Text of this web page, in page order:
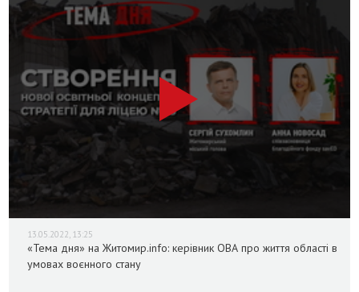
13.05.2022, 13:25
«Тема дня» на Житомир.info: керівник ОВА про життя області в
умовах воєнного стану